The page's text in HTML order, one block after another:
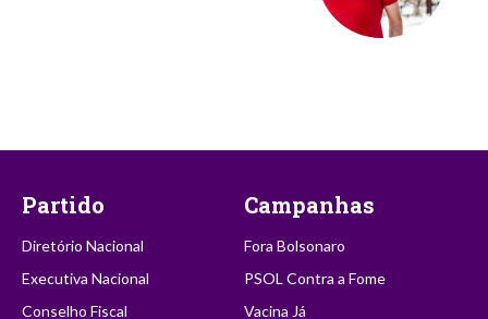
Partido
Diretório Nacional
Executiva Nacional
Conselho Fiscal
Campanhas
Fora Bolsonaro
PSOL Contra a Fome
Vacina Já